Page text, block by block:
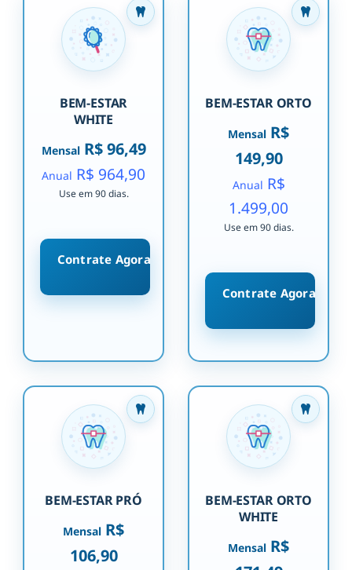
BEM-ESTAR
WHITE
MensalR$ 96,49
Anual R$ 964,90
Use em 90 dias.
Contrate Agora
BEM-ESTAR ORTO
Mensal R$
149,90
Anual R$
1.499,00
Use em 90 dias.
Contrate Agora
BEM-ESTAR PRÓ
Mensal R$
106,90
BEM-ESTAR ORTO
WHITE
Mensal R$